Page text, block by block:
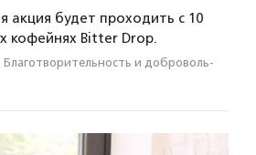
акция будет проходить с 10
кофейнях Bitter Drop.
Благотвори­тель­ность и доброволь­